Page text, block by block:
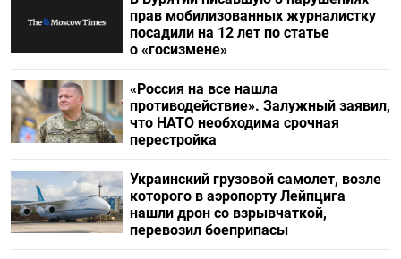
прав мобилизованных журналистку
посадили на 12 лет по статье
о «госизмене»
«Россия на все нашла
противодействие». Залужный заявил,
что НАТО необходима срочная
перестройка
Украинский грузовой самолет, возле
которого в аэропорту Лейпцига
нашли дрон со взрывчаткой,
перевозил боеприпасы